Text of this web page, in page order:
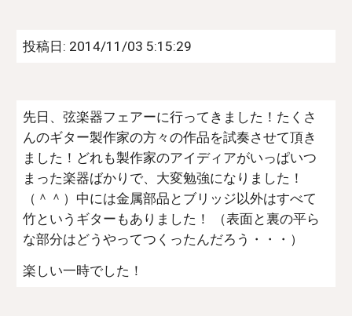
投稿日: 2014/11/03 5:15:29
先日、弦楽器フェアーに行ってきました！たくさ
んのギター製作家の方々の作品を試奏させて頂き
ました！どれも製作家のアイディアがいっぱいつ
まった楽器ばかりで、大変勉強になりました！
（＾＾）中には金属部品とブリッジ以外はすべて
竹というギターもありました！ （表面と裏の平ら
な部分はどうやってつくったんだろう・・・）
楽しい一時でした！